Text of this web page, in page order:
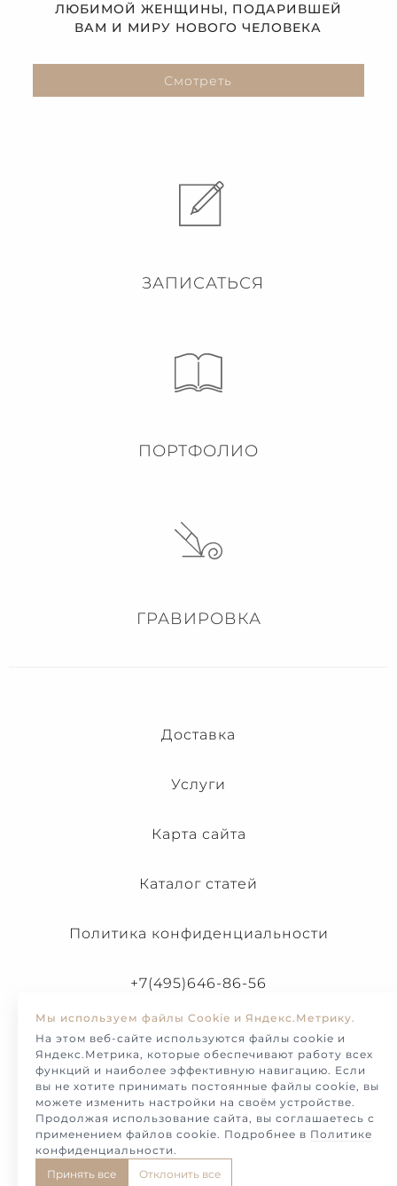
ЛЮБИМОЙ ЖЕНЩИНЫ, ПОДАРИВШЕЙ
ВАМ И МИРУ НОВОГО ЧЕЛОВЕКА
Смотреть
ЗАПИСАТЬСЯ
ПОРТФОЛИО
ГРАВИРОВКА
Доставка
Услуги
Карта сайта
Каталог статей
Политика конфиденциальности
+7(495)646-86-56
Мы используем файлы Cookie и Яндекс.Метрику.
На этом веб-сайте используются файлы cookie и
Яндекс.Метрика, которые обеспечивают работу всех
функций и наиболее эффективную навигацию. Если
вы не хотите принимать постоянные файлы cookie, вы
можете изменить настройки на своём устройстве.
Продолжая использование сайта, вы соглашаетесь с
применением файлов cookie. Подробнее в Политике
конфиденциальности.
Принять все
Отклонить все